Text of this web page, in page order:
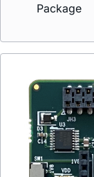
Package